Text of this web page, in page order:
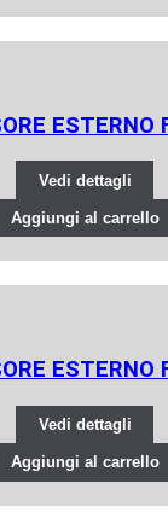
Vedi dettagli
Aggiungi al carrello
Vedi dettagli
Aggiungi al carrello